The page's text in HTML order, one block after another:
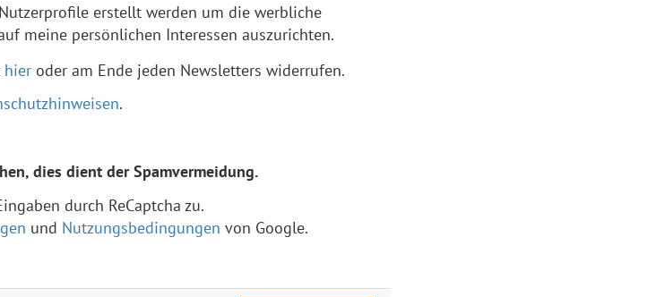
erstellt werden um die werbliche
meine persönlichen Interessen auszurichten.
hier oder am Ende jeden Newsletters widerrufen.
.
dies dient der Spamvermeidung.
durch ReCaptcha zu.
und Nutzungsbedingungen von Google.